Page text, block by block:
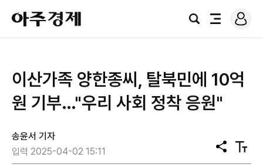
아
주
경
검
전
로
그
이산가족 양한종씨, 탈북민에 10억
원 기부…"우리 사회 정착 응원"
송윤서 기자
입력 2025-04-02 15:11
공
유
텍
스